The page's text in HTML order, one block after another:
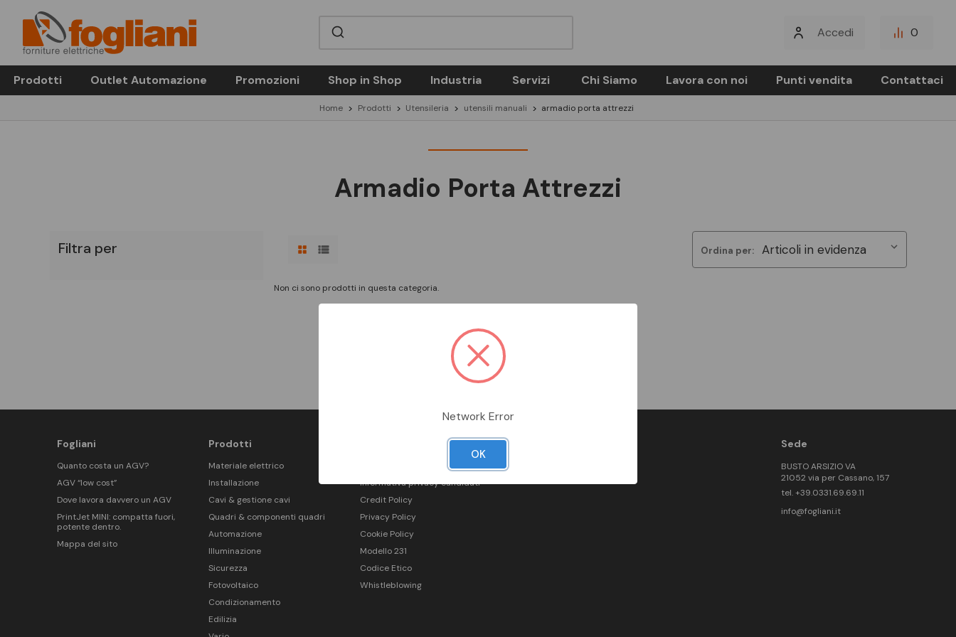
Accedi 0
Prodotti Outlet Automazione Promozioni Shop in Shop Industria Servizi Chi Siamo Lavora con noi Punti vendita Contattaci
Home Prodotti Utensileria utensili manuali armadio porta attrezzi
Armadio Porta Attrezzi
Filtra per Ordina per:
Non ci sono prodotti in questa categoria.
Fogliani
Quanto costa un AGV?
AGV “low cost”
Dove lavora davvero un AGV
PrintJet MINI: compatta fuori,
potente dentro.
Mappa del sito
Prodotti
Materiale elettrico
Installazione
Cavi & gestione cavi
Quadri & componenti quadri
Automazione
Illuminazione
Sicurezza
Fotovoltaico
Condizionamento
Edilizia
Informazioni legali
Condizioni generali di vendita
Informativa privacy candidati
Credit Policy
Privacy Policy
Cookie Policy
Modello 231
Codice Etico
Whistleblowing
Sede
BUSTO ARSIZIO VA
21052 via per Cassano, 157
tel. +39.0331.69.69.11
info@fogliani.it
Network Error
OK